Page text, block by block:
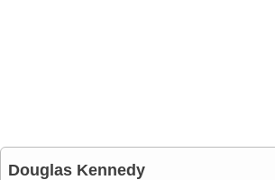
Douglas Kennedy